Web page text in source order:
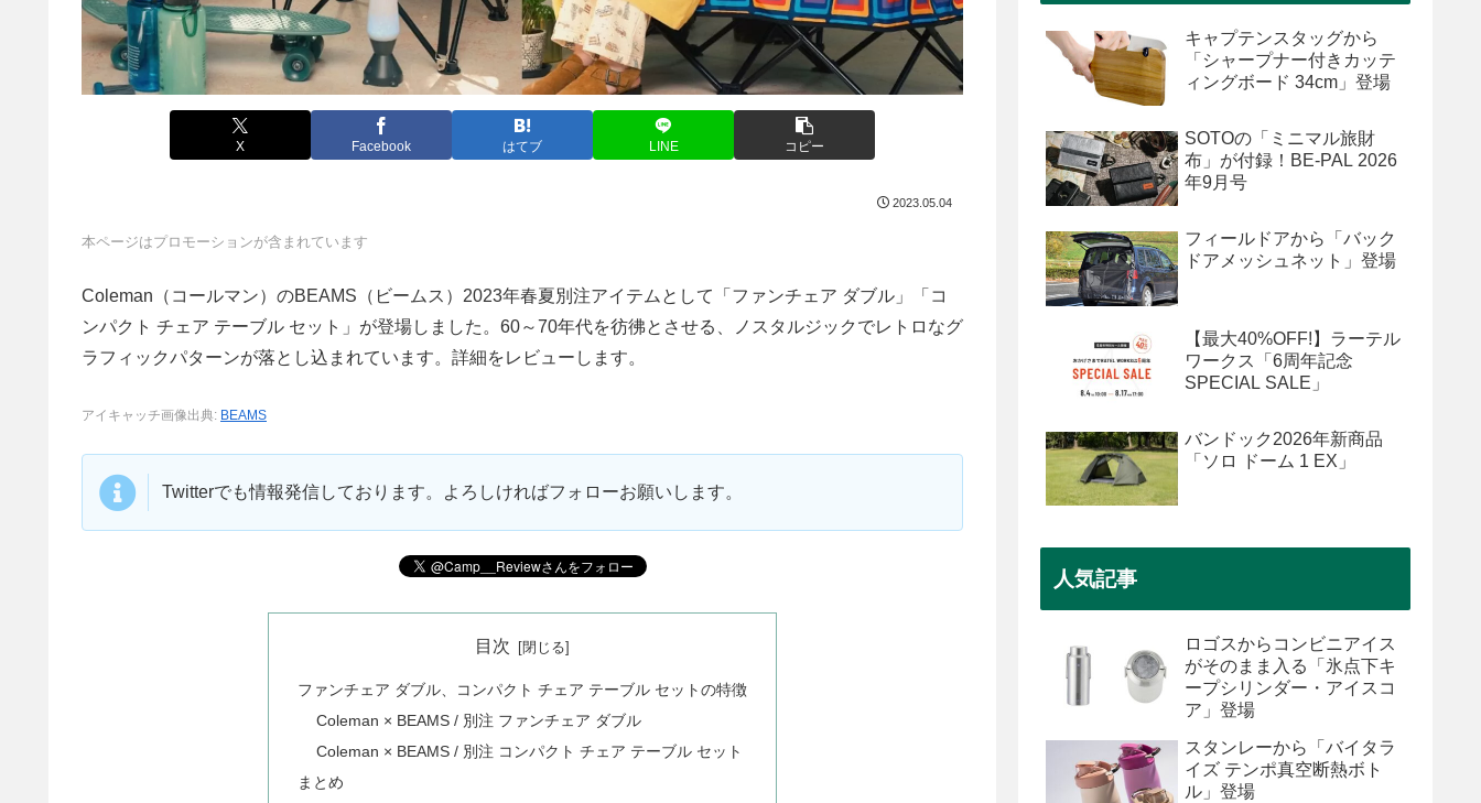
X Facebook はてブ LINE コピー
2023.05.04
本ページはプロモーションが含まれています
Coleman（コールマン）のBEAMS（ビームス）2023年春夏別注アイテムとして「ファンチェア ダブル」「コ
ンパクト チェア テーブル セット」が登場しました。60～70年代を彷彿とさせる、ノスタルジックでレトロなグ
ラフィックパターンが落とし込まれています。詳細をレビューします。
アイキャッチ画像出典: BEAMS
Twitterでも情報発信しております。よろしければフォローお願いします。
目次
ファンチェア ダブル、コンパクト チェア テーブル セットの特徴
Coleman × BEAMS / 別注 ファンチェア ダブル
Coleman × BEAMS / 別注 コンパクト チェア テーブル セット
まとめ
キャプテンスタッグから
「シャープナー付きカッテ
ィングボード 34cm」登場
SOTOの「ミニマル旅財
布」が付録！BE-PAL 2026
年9月号
フィールドアから「バック
ドアメッシュネット」登場
【最大40%OFF!】ラーテル
ワークス「6周年記念
SPECIAL SALE」
バンドック2026年新商品
「ソロ ドーム 1 EX」
人気記事
ロゴスからコンビニアイス
がそのまま入る「氷点下キ
ープシリンダー・アイスコ
ア」登場
スタンレーから「バイタラ
イズ テンポ真空断熱ボト
ル」登場